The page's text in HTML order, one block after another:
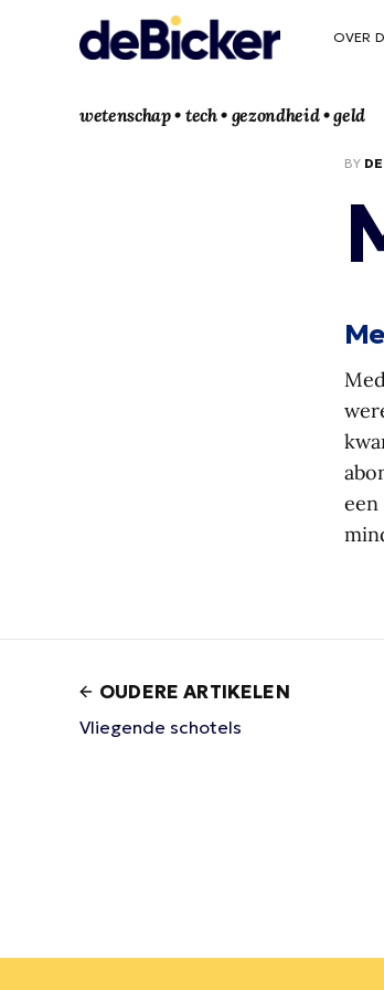
OVER
wetenschap • tech • gezondheid • geld
BY
een
OUDERE ARTIKELEN
Vliegende schotels